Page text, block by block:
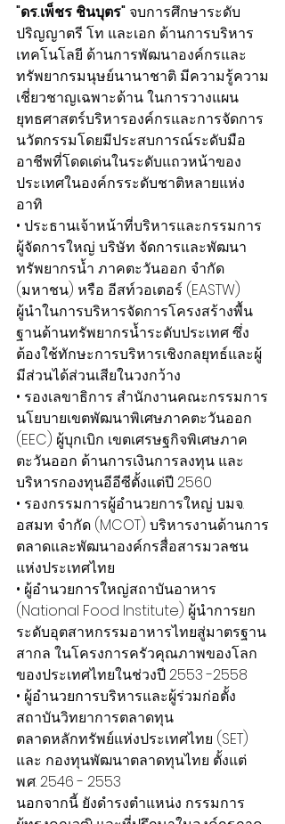
"ดร.เพ็ชร ชินบุตร" จบการศึกษาระดับ
ปริญญาตรี โท และเอก ด้านการบริหาร
เทคโนโลยี ด้านการพัฒนาองค์กรและ
ทรัพยากรมนุษย์นานาชาติ มีความรู้ความ
เชี่ยวชาญเฉพาะด้าน ในการวางแผน
ยุทธศาสตร์บริหารองค์กรและการจัดการ
นวัตกรรมโดยมีประสบการณ์ระดับมือ
อาชีพที่โดดเด่นในระดับแถวหน้าของ
ประเทศในองค์กรระดับชาติหลายแห่ง
อาทิ
• ประธานเจ้าหน้าที่บริหารและกรรมการ
ผู้จัดการใหญ่ บริษัท จัดการและพัฒนา
ทรัพยากรน้ำ ภาคตะวันออก จำกัด
(มหาชน) หรือ อีสท์วอเตอร์ (EASTW)
ผู้นำในการบริหารจัดการโครงสร้างพื้น
ฐานด้านทรัพยากรน้ำระดับประเทศ ซึ่ง
ต้องใช้ทักษะการบริหารเชิงกลยุทธ์และผู้
มีส่วนได้ส่วนเสียในวงกว้าง
• รองเลขาธิการ สำนักงานคณะกรรมการ
นโยบายเขตพัฒนาพิเศษภาคตะวันออก
(EEC) ผู้บุกเบิก เขตเศรษฐกิจพิเศษภาค
ตะวันออก ด้านการเงินการลงทุน และ
บริหารกองทุนอีอีซีตั้งแต่ปี 2560
• รองกรรมการผู้อำนวยการใหญ่ บมจ.
อสมท จำกัด (MCOT) บริหารงานด้านการ
ตลาดและพัฒนาองค์กรสื่อสารมวลชน
แห่งประเทศไทย
• ผู้อำนวยการใหญ่สถาบันอาหาร
(National Food Institute) ผู้นำการยก
ระดับอุตสาหกรรมอาหารไทยสู่มาตรฐาน
สากล ในโครงการครัวคุณภาพของโลก
ของประเทศไทยในช่วงปี 2553 -2558
• ผู้อำนวยการบริหารและผู้ร่วมก่อตั้ง
สถาบันวิทยาการตลาดทุน
ตลาดหลักทรัพย์แห่งประเทศไทย (SET)
และ กองทุนพัฒนาตลาดทุนไทย ตั้งแต่
พ.ศ. 2546 - 2553
นอกจากนี้ ยังดำรงตำแหน่ง กรรมการ